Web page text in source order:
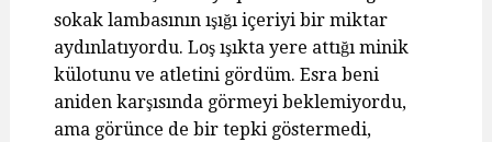
sokak lambasının ışığı içeriyi bir miktar
aydınlatıyordu. Loş ışıkta yere attığı minik
külotunu ve atletini gördüm. Esra beni
aniden karşısında görmeyi beklemiyordu,
ama görünce de bir tepki göstermedi,